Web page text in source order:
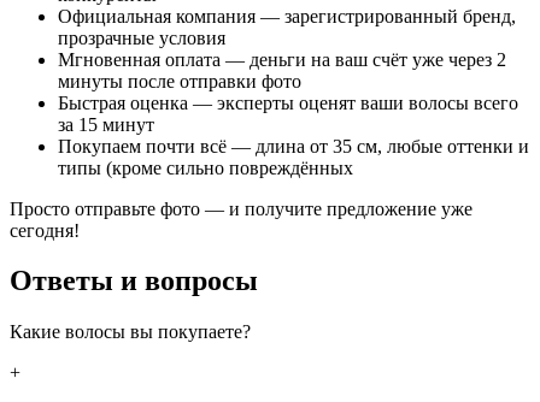
Официальная компания — зарегистрированный бренд,
прозрачные условия
Мгновенная оплата — деньги на ваш счёт уже через 2
минуты после отправки фото
Быстрая оценка — эксперты оценят ваши волосы всего
за 15 минут
Покупаем почти всё — длина от 35 см, любые оттенки и
типы (кроме сильно повреждённых
Просто отправьте фото — и получите предложение уже
сегодня!
Ответы и вопросы
Какие волосы вы покупаете?
+